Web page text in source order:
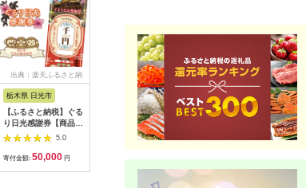
出典：楽天ふるさと納
栃木県 日光市
【ふるさと納税】ぐる
り日光感謝券【商品券
1万5千円分】｜旅行
券 クーポン券 お食事
券 旅行 観光 温泉 旅
5.0
寄付金額: 50,000 円
出典：ふるラボ
三重県 多気町
宿泊券 90,000円分 コ
ンランショップ・ジャ
パンが監修したはじめ
シェンダ ヴィソン マ
ナーホテル ホテルチ
5.0
寄付金額:300,000円
出典：楽天ふるさと納
税
静岡県 東伊豆町
【ふるさと納税】迷っ
たらコレ！ ひがしい
ず 満喫 宿泊 補助
豆町
5.0
寄付金額:20,000円